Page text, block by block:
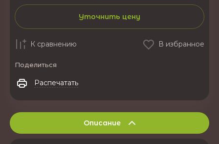
Уточнить цену
К сравнению В избранное
Поделиться
Распечатать
Описание